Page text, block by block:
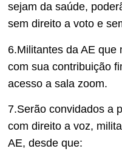
sejam da saúde,
sem direito a voto e
6.Militantes da AE que
com sua contribuição
acesso a sala zoom.
7.Serão convidados a
com direito a voz,
AE, desde que: